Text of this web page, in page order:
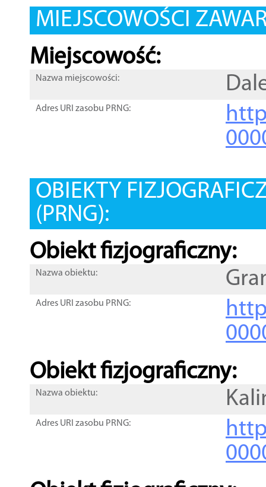
MIEJSCOWOŚCI
Miejscowość:
Nazwa miejscowości:
Adres URI zasobu PRNG:
OBIEKTY
(PRNG):
Obiekt fizjograficzny:
Nazwa obiektu:
Adres URI zasobu PRNG:
Obiekt fizjograficzny:
Nazwa obiektu:
Adres URI zasobu PRNG: